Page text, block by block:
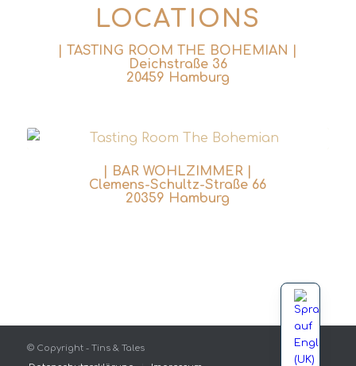
LOCATIONS
| TASTING ROOM THE BOHEMIAN |
Deichstraße 36
20459 Hamburg
| BAR WOHLZIMMER |
Clemens-Schultz-Straße 66
20359 Hamburg
© Copyright - Tins & Tales